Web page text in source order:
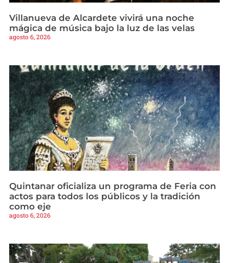
Villanueva de Alcardete vivirá una noche
mágica de música bajo la luz de las velas
agosto 6, 2026
Quintanar oficializa un programa de Feria con
actos para todos los públicos y la tradición
como eje
agosto 6, 2026